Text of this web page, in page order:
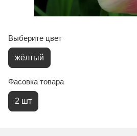
Выберите цвет
жёлтый
Фасовка товара
2 шт